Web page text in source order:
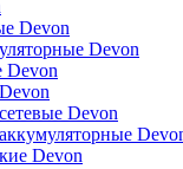
Devon
Devon
Devon
Devon
Devon